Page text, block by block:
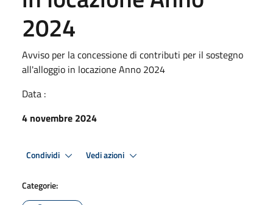
2024
Avviso per la concessione di contributi per il sostegno
all'alloggio in locazione Anno 2024
Data :
4 novembre 2024
Condividi Vedi azioni
Categorie: